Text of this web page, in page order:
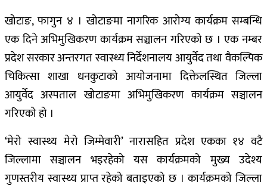
खोटाङ, फागुन ४ । खोटाङमा नागरिक आरोग्य कार्यक्रम सम्बन्धि
एक दिने अभिमुखिकरण कार्यक्रम सञ्चालन गरिएको छ । एक नम्बर
प्रदेश सरकार अन्तरगत स्वास्थ्य निर्देशनालय आयुर्वेद तथा वैकल्पिक
चिकित्सा शाखा धनकुटाको आयोजनामा दिक्तेलस्थित जिल्ला
आयुर्वेद अस्पताल खोटाङमा अभिमुखिकरण कार्यक्रम सञ्चालन
गरिएको हो ।
‘मेरो स्वास्थ्य मेरो जिम्मेवारी’ नारासहित प्रदेश एकका १४ वटै
जिल्लामा सञ्चालन भइरहेको यस कार्यक्रमको मुख्य उदेश्य
गुणस्तरीय स्वास्थ्य प्राप्त रहेको बताइएको छ । कार्यक्रमको जिल्ला